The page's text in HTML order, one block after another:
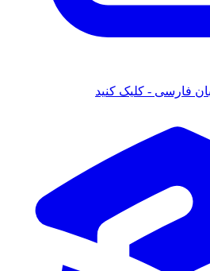
فارسی - کلیک کنید